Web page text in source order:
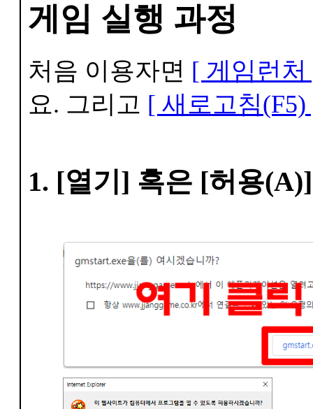
게임 실행 과정
처음 이용자면 [ 게임런처
요. 그리고 [ 새로고침(F5)
1. [열기] 혹은 [허용